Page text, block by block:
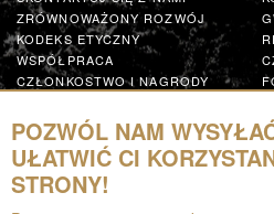
ZRÓWNOWAŻONY ROZWÓJ
KODEKS ETYCZNY
WSPÓŁPRACA
CZŁONKOSTWO I NAGRODY
CONDUCT
WSPÓŁPRACUJ
Zasoby
POZWÓL NAM
UŁATWIĆ CI
STRONY!